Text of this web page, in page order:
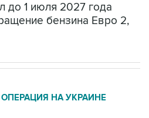
до 1 июля 2027 года
бензина Евро 2,
НА УКРАИНЕ